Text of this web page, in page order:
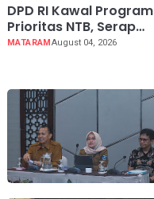
DPD RI Kawal Program
Prioritas NTB, Serap
Aspirasi untuk
MATARAMAugust 04, 2026